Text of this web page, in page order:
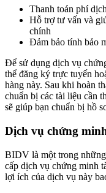
Thanh toán phí
Hỗ trợ tư vấn và
chính
Đảm bảo tính bảo
Để sử dụng dịch vụ
thể đăng ký trực tuyến
hàng này. Sau khi hoàn
chuẩn bị các tài liệu cần
sẽ giúp bạn chuẩn bị hồ
Dịch vụ chứng
BIDV là một trong
cấp dịch vụ chứng minh
lợi ích của dịch vụ này